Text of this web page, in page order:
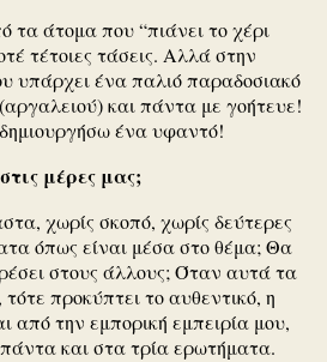
τα άτομα που “πιάνει το χέρι
τέτοιες τάσεις. Αλλά στην
υπάρχει ένα παλιό παραδοσιακό
και πάντα με γοήτευε!
ένα υφαντό!
μέρες μας;
χωρίς σκοπό, χωρίς δεύτερες
όπως είναι μέσα στο θέμα; Θα
στους άλλους; Όταν αυτά τα
προκύπτει το αυθεντικό, η
από την εμπορική εμπειρία μου,
και στα τρία ερωτήματα.